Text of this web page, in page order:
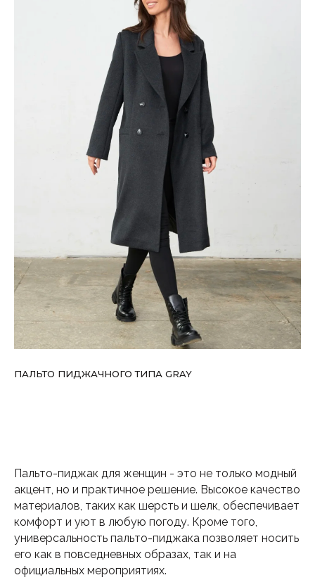
ПАЛЬТО ПИДЖАЧНОГО ТИПА GRAY
Пальто-пиджак для женщин - это не только модный
акцент, но и практичное решение. Высокое качество
материалов, таких как шерсть и шелк, обеспечивает
комфорт и уют в любую погоду. Кроме того,
универсальность пальто-пиджака позволяет носить
его как в повседневных образах, так и на
официальных мероприятиях.